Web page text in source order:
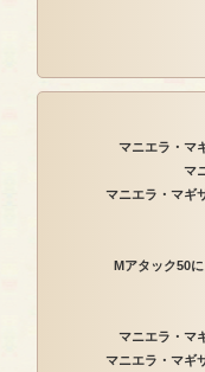
マニエラ・マ
マ
マニエラ・マギ
Mアタック50
マニエラ・マ
マニエラ・マギ